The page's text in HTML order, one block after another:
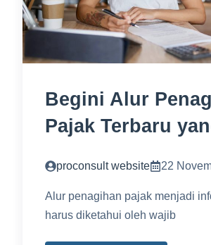
Begini Alur
Pajak Terbaru
proconsult website 22
Alur penagihan pajak menjadi
harus diketahui oleh wajib